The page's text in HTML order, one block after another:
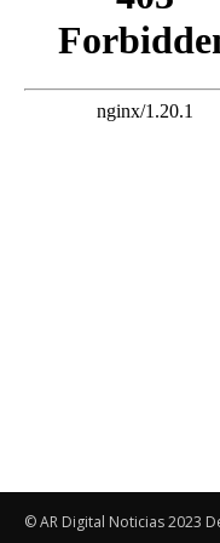
© AR Digital Noticias 2023